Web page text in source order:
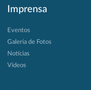
Imprensa
Eventos
Galeria de Fotos
Notícias
Vídeos